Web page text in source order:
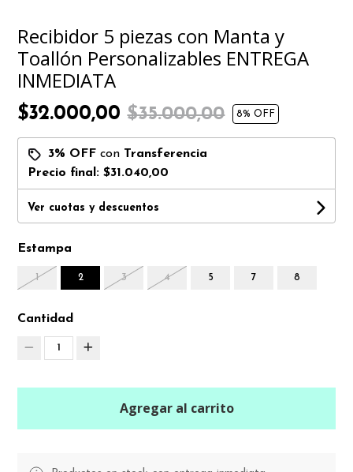
Recibidor 5 piezas con Manta y
Toallón Personalizables ENTREGA
INMEDIATA
$32.000,00$35.000,00 8% OFF
3% OFF con Transferencia
Precio final:$31.040,00
Ver cuotas y descuentos
Estampa
1 2 3 4 5 7 8
Cantidad
1
Agregar al carrito